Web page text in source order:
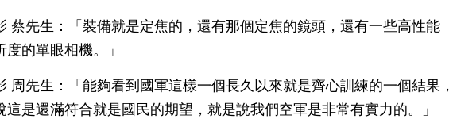
蔡先生：「裝備就是定焦的，還有那個定焦的鏡頭，還有一些高性能
度的單眼相機。」
周先生：「能夠看到國軍這樣一個長久以來就是齊心訓練的一個結果，
這是還滿符合就是國民的期望，就是說我們空軍是非常有實力的。」